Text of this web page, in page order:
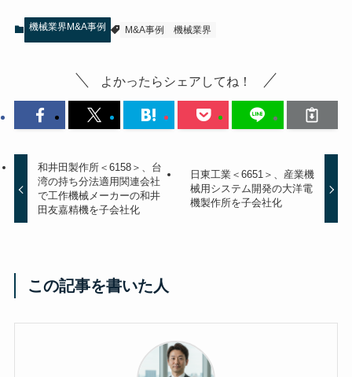
機械業界M&A事例 M&A事例 機械業界
よかったらシェアしてね！
和井田製作所＜6158＞、台
湾の持ち分法適用関連会社
で工作機械メーカーの和井
田友嘉精機を子会社化
日東工業＜6651＞、産業機
械用システム開発の大洋電
機製作所を子会社化
この記事を書いた人